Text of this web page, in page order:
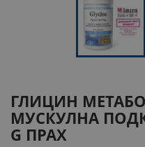
ГЛИЦИН
МУСКУЛНА
G ПРАХ